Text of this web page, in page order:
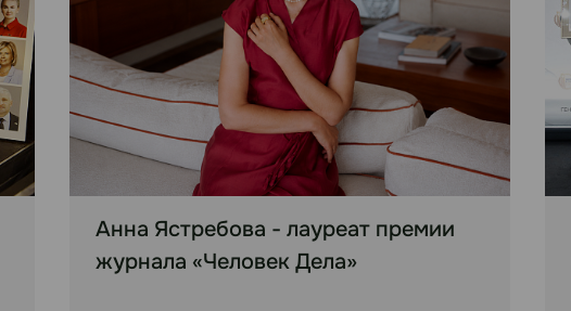
Анна Ястребова - лауреат премии
журнала «Человек Дела»